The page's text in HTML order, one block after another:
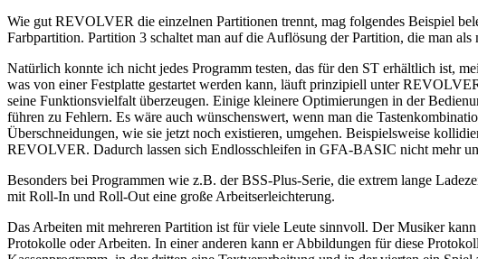
Wie gut REVOLVER die einzelnen Partitionen trennt, mag folgendes Beispiel
Farbpartition. Partition 3 schaltet man auf die Auflösung der Partition, die man
Natürlich konnte ich nicht jedes Programm testen, das für den ST erhältlich ist,
was von einer Festplatte gestartet werden kann, läuft prinzipiell unter
seine Funktionsvielfalt überzeugen. Einige kleinere Optimierungen in der
führen zu Fehlern. Es wäre auch wünschenswert, wenn man die
Überschneidungen, wie sie jetzt noch existieren, umgehen. Beispielsweise
REVOLVER. Dadurch lassen sich Endlosschleifen in GFA-BASIC nicht mehr
Besonders bei Programmen wie z.B. der BSS-Plus-Serie, die extrem lange
mit Roll-In und Roll-Out eine große Arbeitserleichterung.
Das Arbeiten mit mehreren Partition ist für viele Leute sinnvoll. Der Musiker
Protokolle oder Arbeiten. In einer anderen kann er Abbildungen für diese